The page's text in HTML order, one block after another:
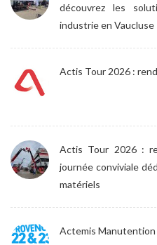
découvrez les
industrie en Vaucluse
Actis Tour 2026 :
Actis Tour 2026 :
journée conviviale
matériels
Actemis Manutention